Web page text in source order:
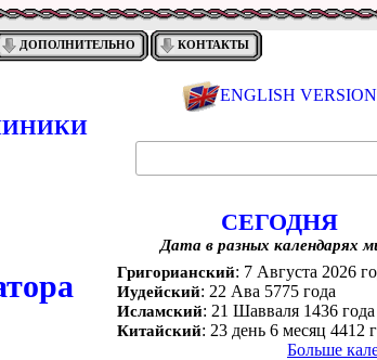
ДОПОЛНИТЕЛЬНО КОНТАКТЫ
ENGLISH VERSION
СЕГОДНЯ
Дата в разных календарях
Григорианский: 7 Августа 2026
Иудейский: 22 Ава 5775 года
Исламский: 21 Шавваля 1436 года
Китайский: 23 день 6 месяц 4412
Больше